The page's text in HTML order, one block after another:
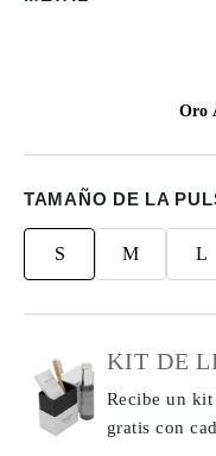
Oro
TAMAÑO DE LA
S M L
KIT DE
Recibe un
gratis con